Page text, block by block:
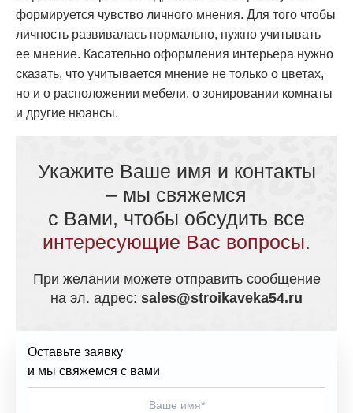
формируется чувство личного мнения. Для того чтобы
личность развивалась нормально, нужно учитывать
ее мнение. Касательно оформления интерьера нужно
сказать, что учитывается мнение не только о цветах,
но и о расположении мебели, о зонировании комнаты
и другие нюансы.
Укажите Ваше имя и контакты
– мы свяжемся
с Вами, чтобы обсудить все
интересующие Вас вопросы.
При желании можете отправить сообщение
на эл. адрес: sales@stroikaveka54.ru
Оставьте заявку
и мы свяжемся с вами